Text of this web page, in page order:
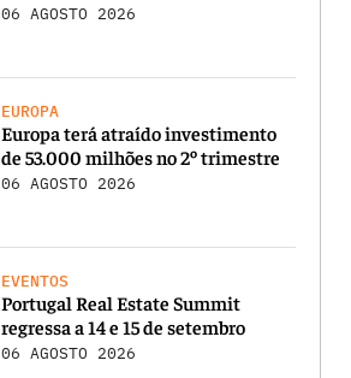
06 AGOSTO 2026
EUROPA
Europa terá atraído investimento
de 53.000 milhões no 2º trimestre
06 AGOSTO 2026
EVENTOS
Portugal Real Estate Summit
regressa a 14 e 15 de setembro
06 AGOSTO 2026